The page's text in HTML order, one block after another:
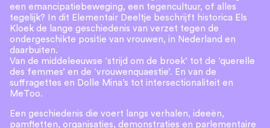
een emancipatiebeweging, een tegencultuur, of alles
tegelijk? In dit Elementair Deeltje beschrijft historica Els
Kloek de lange geschiedenis van verzet tegen de
ondergeschikte positie van vrouwen, in Nederland en
daarbuiten.
Van de middeleeuwse ‘strijd om de broek’ tot de ‘querelle
des femmes’ en de ‘vrouwenquaestie’. En van de
suffragettes en Dolle Mina’s tot intersectionaliteit en
MeToo.
Een geschiedenis die voert langs verhalen, ideeën,
pamfletten, organisaties, demonstraties en parlementaire